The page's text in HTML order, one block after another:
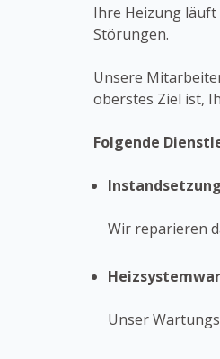
Ihre Heizung
Störungen.
Unsere
oberstes Ziel ist,
Folgende
Wir reparieren
Unser